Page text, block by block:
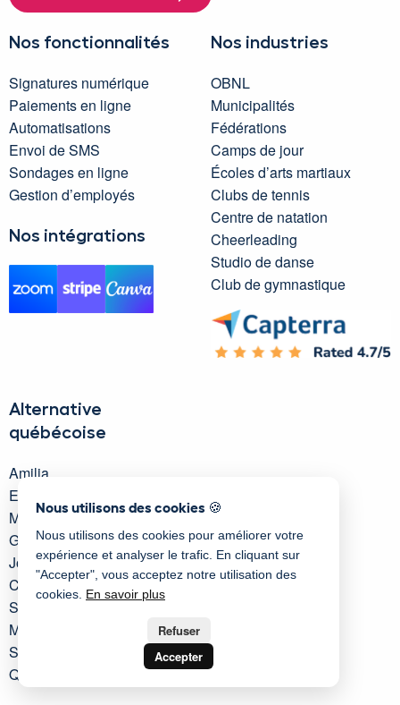
Nos fonctionnalités
Signatures numérique
Paiements en ligne
Automatisations
Envoi de SMS
Sondages en ligne
Gestion d’employés
Nos intégrations
Nos industries
OBNL
Municipalités
Fédérations
Camps de jour
Écoles d’arts martiaux
Clubs de tennis
Centre de natation
Cheerleading
Studio de danse
Club de gymnastique
Alternative
québécoise
Amilia
Eventbrite
Microsoft Forms
Google Forms
JotForm
Constant Contact
SmartWaiver
Mailchimp
SurveyMonkey
Qidigo
Nous utilisons des cookies 🍪
Nous utilisons des cookies pour améliorer votre
expérience et analyser le trafic. En cliquant sur
"Accepter", vous acceptez notre utilisation des
cookies. En savoir plus
Refuser
Accepter